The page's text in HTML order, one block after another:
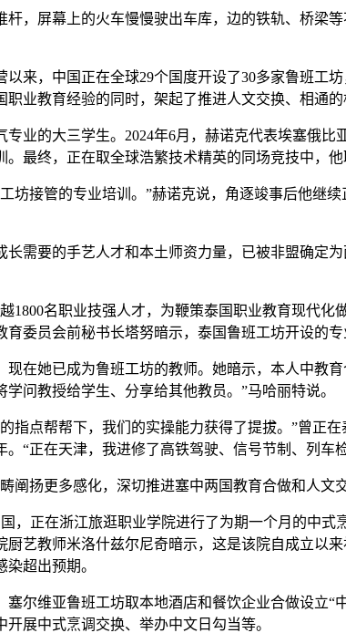
屏幕上的火车慢慢驶出车库，边的铁轨、桥梁
，中国正在全球29个国度开设了30多家鲁班工
业教育经验的同时，架起了推进人文交换、相通的
的大三学生。2024年6月，赫诺克代表埃塞俄比
最终，正在取全球浩繁技术精英的同场竞技中，
接管的专业培训。”赫诺克说，角逐竣事后他继续
要的手艺人才和本土师资力量，已被非盟确定
名职业技强人才，为鞭策泰国职业教育现代化
委员会前秘书长塔努暗示，泰国鲁班工坊开设的
她已成为鲁班工坊的教师。她暗示，本人中教
问教授给学生、分享给其他教员。”马哈丽特说。
点帮帮下，我们的实操能力获得了提拔。”曾正
“正在天津，我进修了高铁驾驶、信号节制、列车
扬更多感化，深切推进塞中两国教育合做和人文
正在浙江旅逛职业学院进行了为期一个月的中式
艺教师米洛什兹尔尼奇暗示，这是该院自成立以
超出预期。
维亚鲁班工坊取本地酒店和餐饮企业合做设立“
展中式烹调交换、举办中文日勾当等。